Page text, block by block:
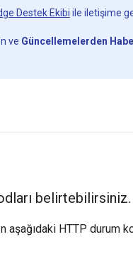
Destek Ekibi ile iletişime
ve Güncellemelerden
belirtebilirsiniz.
aşağıdaki HTTP durum